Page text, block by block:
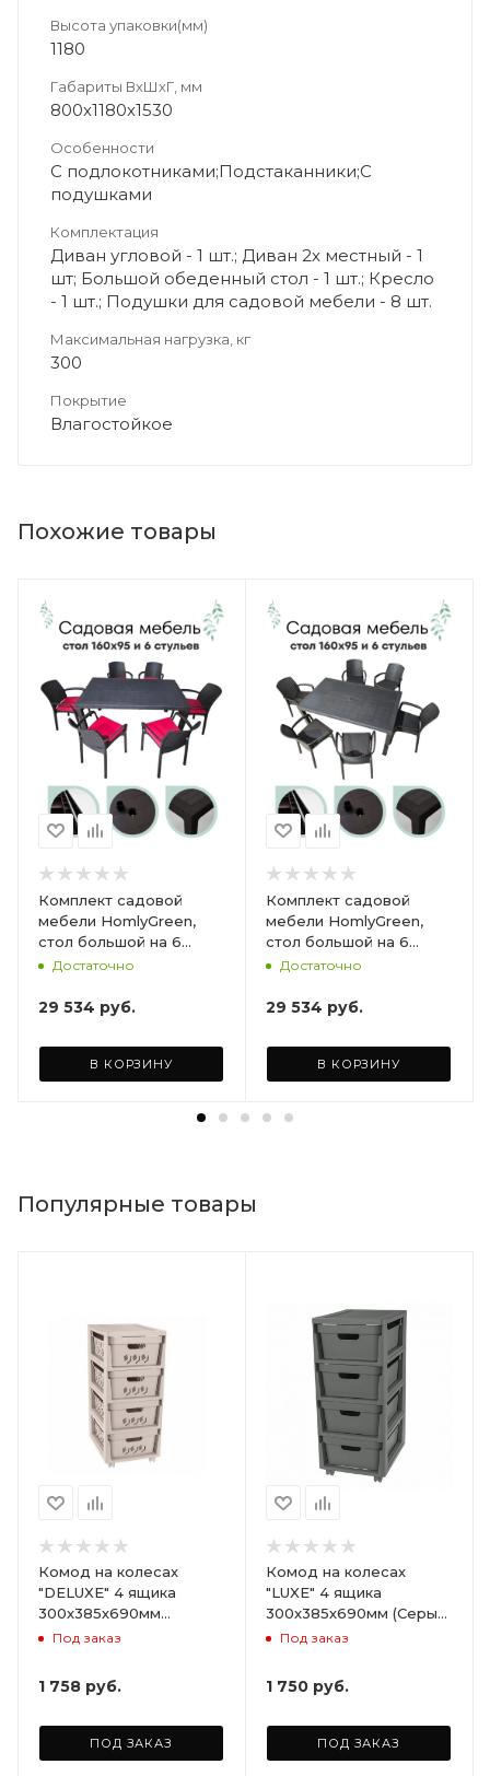
Высота упаковки(мм)
1180
Габариты ВхШхГ, мм
800х1180х1530
Особенности
С подлокотниками;Подстаканники;С
подушками
Комплектация
Диван угловой - 1 шт.; Диван 2х местный - 1
шт; Большой обеденный стол - 1 шт.; Кресло
- 1 шт.; Подушки для садовой мебели - 8 шт.
Максимальная нагрузка, кг
300
Покрытие
Влагостойкое
Похожие товары
Комплект садовой
мебели HomlyGreen,
стол большой на 6
персон 153х79х70, 6
бордовыми подушками
Достаточно
29 534 руб.
В КОРЗИНУ
Комплект садовой
мебели HomlyGreen,
стол большой на 6
персон 153х79х70, 6
коричневыми
Достаточно
29 534 руб.
В КОРЗИНУ
Популярные товары
Комод на колесах
"DELUXE" 4 ящика
300х385х690мм
(Светло-бежевый)
Под заказ
1 758 руб.
ПОД ЗАКАЗ
Комод на колесах
"LUXE" 4 ящика
300х385х690мм (Серый)
ARD258086
Под заказ
1 750 руб.
ПОД ЗАКАЗ